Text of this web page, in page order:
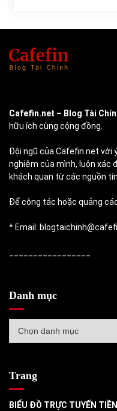
Cafefin.net – Blog Tài
hữu ích cùng cộng đồng.
Đội ngũ của Cafefin.net với
nghiệm của mình, luôn xác
khách quan từ các nguồn
Để cộng tác hoặc quảng
* Email:
Danh mục
mục
Trang
BIỂU ĐỒ TRỰC TUYẾN